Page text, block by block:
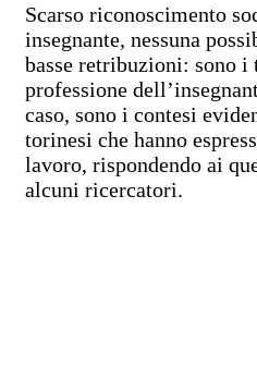
Scarso riconoscimento
insegnante, nessuna
basse retribuzioni: sono
professione
caso, sono i contesi
torinesi che hanno
lavoro, rispondendo ai
alcuni ricercatori.